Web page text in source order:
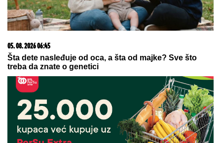
15. 07. 2026 07:44
Većina građana izgubi novac pre nego što stigne na
letovanje - ovih 7 troškova skoro niko ne planira